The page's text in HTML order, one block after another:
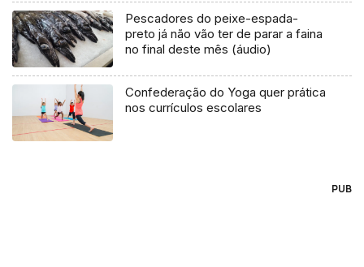
Pescadores do peixe-espada-
preto já não vão ter de parar a faina
no final deste mês (áudio)
Confederação do Yoga quer prática
nos currículos escolares
PUB